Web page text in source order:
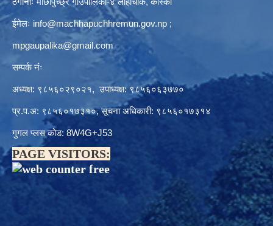
ईमेलः info@machhapuchhremun.gov.np ;
mpgaupalika@gmail.com
सम्पर्क नंः
अध्यक्ष: ९८५६०२९०२१, उपाध्यक्ष: ९८५६०६३७७०
प्र.प.अ: ९८५६०१७३१०, सूचना अधिकारी: ९८५६०१७३१४
गुगल प्लस कोड: 8W4G+J53
PAGE VISITORS: